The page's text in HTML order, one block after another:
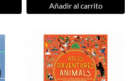
Añadir al carrito